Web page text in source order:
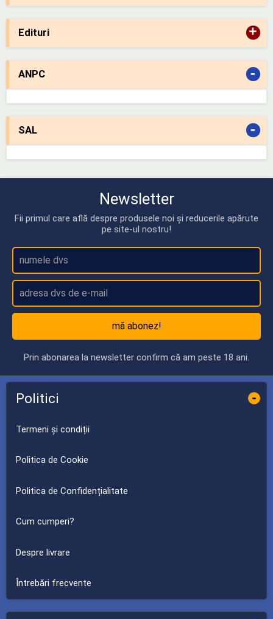
Edituri +
ANPC -
SAL -
Newsletter
Fii primul care află despre produsele noi și reducerile apărute
pe site-ul nostru!
mă abonez!
Prin abonarea la newsletter confirm că am peste 18 ani.
Politici -
Termeni și condiții
Politica de Cookie
Politica de Confidențialitate
Cum cumperi?
Despre livrare
Întrebări frecvente